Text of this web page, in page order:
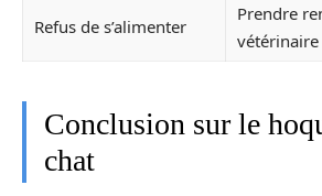
Refus de s’alimenter
Prendre
vétérinaire
Conclusion sur le
chat